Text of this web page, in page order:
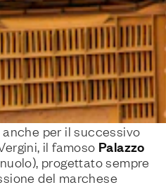
per il successivo
il famoso Palazzo
progettato sempre
del marchese